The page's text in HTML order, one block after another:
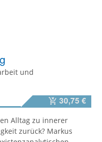
und
30,75 €
Alltag zu innerer
zurück? Markus